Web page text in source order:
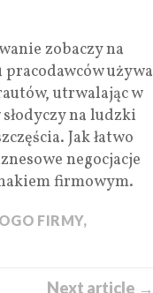
zobaczy na
używa
utrwalając w
na ludzki
Jak łatwo
negocjacje
firmowym.
FIRMY,
Next article →